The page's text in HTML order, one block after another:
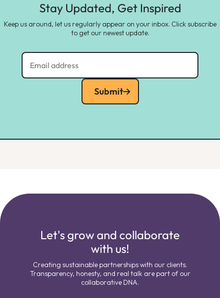
Stay Updated, Get Inspired
Keep us around, let us regularly appear on your inbox. Click subscribe
to get our newest update.
Submit
Let's grow and collaborate
with us!
Creating sustainable partnerships with our clients.
Transparency, honesty, and real talk are part of our
collaborative DNA.